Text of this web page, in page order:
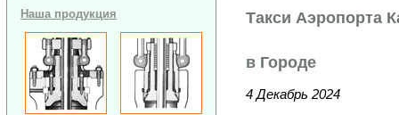
Наша продукция Такси Аэропорта
в Городе
4 Декабрь 2024